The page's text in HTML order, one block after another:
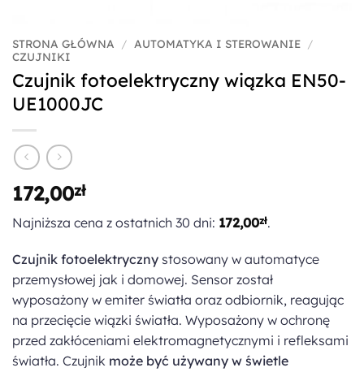
STRONA GŁÓWNA / AUTOMATYKA I STEROWANIE /
CZUJNIKI
Czujnik fotoelektryczny wiązka EN50-
UE1000JC
172,00zł
Najniższa cena z ostatnich 30 dni: 172,00zł.
Czujnik fotoelektryczny stosowany w automatyce
przemysłowej jak i domowej. Sensor został
wyposażony w emiter światła oraz odbiornik, reagując
na przecięcie wiązki światła. Wyposażony w ochronę
przed zakłóceniami elektromagnetycznymi i refleksami
światła. Czujnik może być używany w świetle